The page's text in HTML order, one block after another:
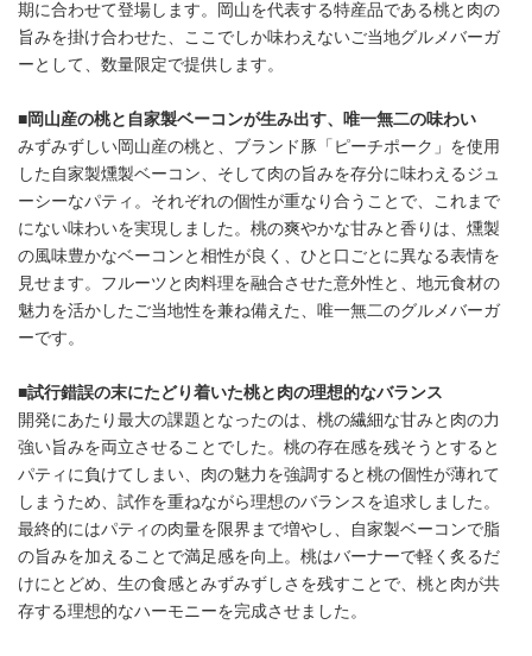
期に合わせて登場します。岡山を代表する特産品である桃と肉の
旨みを掛け合わせた、ここでしか味わえないご当地グルメバーガ
ーとして、数量限定で提供します。
■岡山産の桃と自家製ベーコンが生み出す、唯一無二の味わい
みずみずしい岡山産の桃と、ブランド豚「ピーチポーク」を使用
した自家製燻製ベーコン、そして肉の旨みを存分に味わえるジュ
ーシーなパティ。それぞれの個性が重なり合うことで、これまで
にない味わいを実現しました。桃の爽やかな甘みと香りは、燻製
の風味豊かなベーコンと相性が良く、ひと口ごとに異なる表情を
見せます。フルーツと肉料理を融合させた意外性と、地元食材の
魅力を活かしたご当地性を兼ね備えた、唯一無二のグルメバーガ
ーです。
■試行錯誤の末にたどり着いた桃と肉の理想的なバランス
開発にあたり最大の課題となったのは、桃の繊細な甘みと肉の力
強い旨みを両立させることでした。桃の存在感を残そうとすると
パティに負けてしまい、肉の魅力を強調すると桃の個性が薄れて
しまうため、試作を重ねながら理想のバランスを追求しました。
最終的にはパティの肉量を限界まで増やし、自家製ベーコンで脂
の旨みを加えることで満足感を向上。桃はバーナーで軽く炙るだ
けにとどめ、生の食感とみずみずしさを残すことで、桃と肉が共
存する理想的なハーモニーを完成させました。